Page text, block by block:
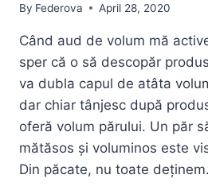
By Federova April 28, 2020
Când aud de volum mă
sper că o să descopăr
va dubla capul de atâta
dar chiar tânjesc după
oferă volum părului. Un păr
mătăsos și voluminos este
Din păcate, nu toate